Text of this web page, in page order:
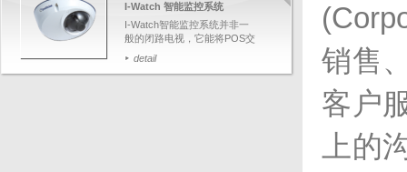
员郑先生，了解联合科技如何为客人
提供迅速和专业的技术支持服务。
I-Watch 智能监控系统
I-Watch智能监控系统并非一
般的闭路电视，它能将POS交
入关键文字，如：项目名称、
整单取消、更改付款等，快速
detail
销售
客户
上的